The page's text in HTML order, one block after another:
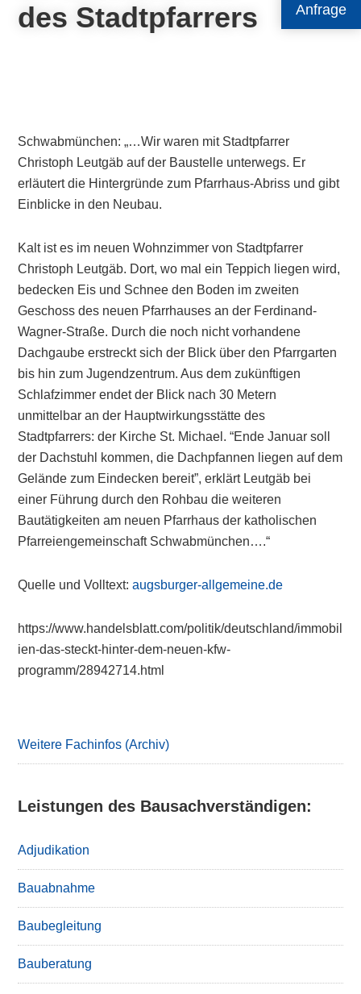
Anfrage
des Stadtpfarrers
Schwabmünchen: „…Wir waren mit Stadtpfarrer
Christoph Leutgäb auf der Baustelle unterwegs. Er
erläutert die Hintergründe zum Pfarrhaus-Abriss und gibt
Einblicke in den Neubau.
Kalt ist es im neuen Wohnzimmer von Stadtpfarrer
Christoph Leutgäb. Dort, wo mal ein Teppich liegen wird,
bedecken Eis und Schnee den Boden im zweiten
Geschoss des neuen Pfarrhauses an der Ferdinand-
Wagner-Straße. Durch die noch nicht vorhandene
Dachgaube erstreckt sich der Blick über den Pfarrgarten
bis hin zum Jugendzentrum. Aus dem zukünftigen
Schlafzimmer endet der Blick nach 30 Metern
unmittelbar an der Hauptwirkungsstätte des
Stadtpfarrers: der Kirche St. Michael. “Ende Januar soll
der Dachstuhl kommen, die Dachpfannen liegen auf dem
Gelände zum Eindecken bereit”, erklärt Leutgäb bei
einer Führung durch den Rohbau die weiteren
Bautätigkeiten am neuen Pfarrhaus der katholischen
Pfarreiengemeinschaft Schwabmünchen….“
Quelle und Volltext:augsburger-allgemeine.de
https://www.handelsblatt.com/politik/deutschland/immobil
ien-das-steckt-hinter-dem-neuen-kfw-
programm/28942714.html
Weitere Fachinfos (Archiv)
Leistungen des Bausachverständigen:
Adjudikation
Bauabnahme
Baubegleitung
Bauberatung